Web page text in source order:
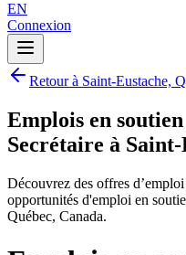
EN
Connexion
Retour à Saint-Eustache,
Emplois en
Secrétaire à
Découvrez des offres
opportunités d'emploi en
Québec, Canada.